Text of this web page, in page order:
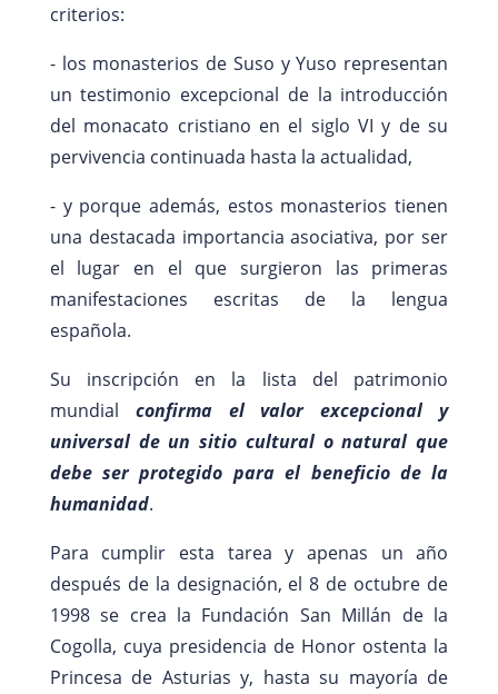
criterios:
- los monasterios de Suso y Yuso representan
un testimonio excepcional de la introducción
del monacato cristiano en el siglo VI y de su
pervivencia continuada hasta la actualidad,
- y porque además, estos monasterios tienen
una destacada importancia asociativa, por ser
el lugar en el que surgieron las primeras
manifestaciones escritas de la lengua
española.
Su inscripción en la lista del patrimonio
mundial confirma el valor excepcional y
universal de un sitio cultural o natural que
debe ser protegido para el beneficio de la
humanidad.
Para cumplir esta tarea y apenas un año
después de la designación, el 8 de octubre de
1998 se crea la Fundación San Millán de la
Cogolla, cuya presidencia de Honor ostenta la
Princesa de Asturias y, hasta su mayoría de